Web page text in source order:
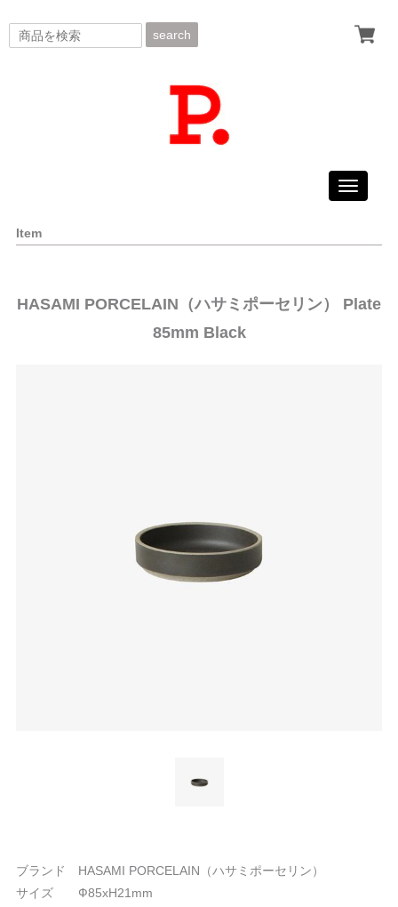
search
Toggle
Item
HASAMI PORCELAIN（ハサミポーセリン） Plate
85mm Black
ブランド HASAMI PORCELAIN（ハサミポーセリン）
サイズ Ф85xH21mm